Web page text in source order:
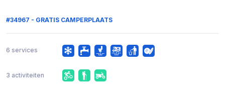
#34967 - GRATIS CAMPERPLAATS
6 services
3 activiteiten